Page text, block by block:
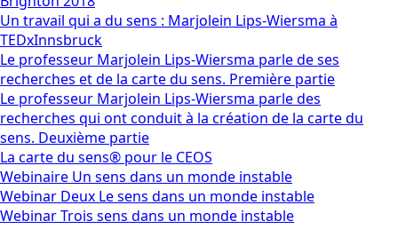
Un travail qui a du sens : Marjolein Lips-Wiersma à
TEDxInnsbruck
Le professeur Marjolein Lips-Wiersma parle de ses
recherches et de la carte du sens. Première partie
Le professeur Marjolein Lips-Wiersma parle des
recherches qui ont conduit à la création de la carte du
sens. Deuxième partie
La carte du sens® pour le CEOS
Webinaire Un sens dans un monde instable
Webinar Deux Le sens dans un monde instable
Webinar Trois sens dans un monde instable